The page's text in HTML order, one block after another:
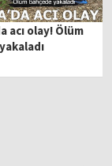
acı olay! Ölüm